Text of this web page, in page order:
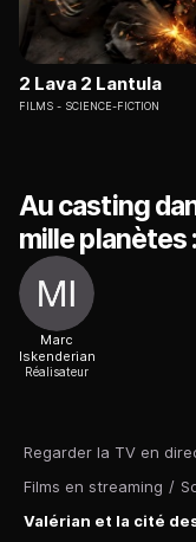
Regarder la TV en
Films en streaming /
Valérian et la cité
2 Lava 2 Lantula
FILMS SCIENCE-FICTION
Au casting
mille planètes
Marc
Iskenderian
Réalisateur